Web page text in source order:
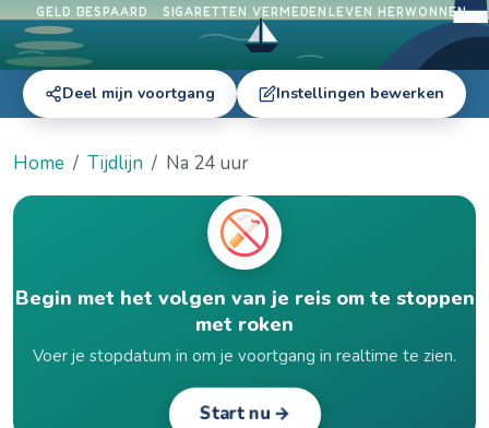
GELD BESPAARD SIGARETTEN VERMEDEN LEVEN HERWONNEN
Deel mijn voortgang Instellingen bewerken
Home Tijdlijn Na 24 uur
Begin met het volgen van je reis om te stoppen
met roken
Voer je stopdatum in om je voortgang in realtime te zien.
Start nu →